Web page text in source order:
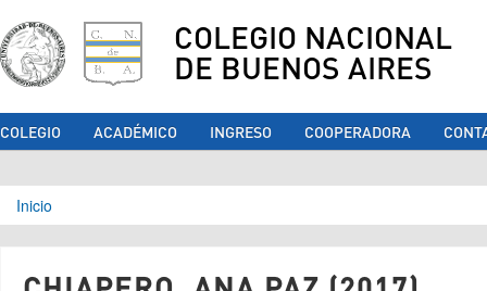
COLEGIO NACIONAL
DE BUENOS AIRES
COLEGIO ACADÉMICO INGRESO COOPERADORA
Se encuentra usted aquí
Inicio